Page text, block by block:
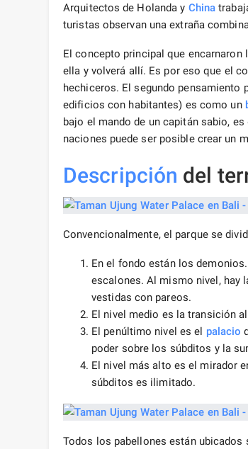
Arquitectos de Holanda y China
turistas observan una extraña
El concepto principal que
ella y volverá allí. Es por eso que el
hechiceros. El segundo
edificios con habitantes) es como un
bajo el mando de un capitán sabio,
naciones puede ser posible crear un
Descripción del
Convencionalmente, el parque se
En el fondo están los
escalones. Al mismo nivel, hay
vestidas con pareos.
El nivel medio es la transición al
El penúltimo nivel es el palacio
poder sobre los súbditos y la
El nivel más alto es el mirador
súbditos es ilimitado.
Todos los pabellones están ubicados